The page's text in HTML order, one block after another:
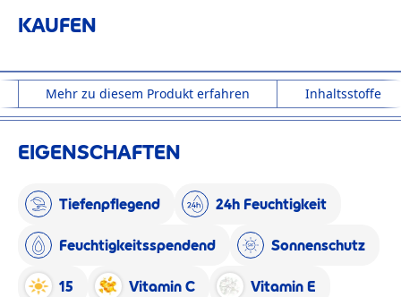
KAUFEN
Mehr zu diesem Produkt erfahren Inhaltsstoffe
EIGENSCHAFTEN
Tiefenpflegend 24h Feuchtigkeit
Feuchtigkeitsspendend Sonnenschutz
15 Vitamin C Vitamin E